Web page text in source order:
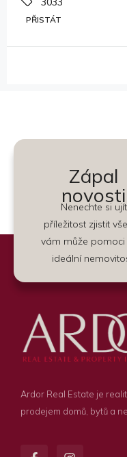
PŘISTÁT
Zápal
novosti
Nenechte si ujít
příležitost zjistit
vám může pomoci
ideální
Ardor Real Estate je
prodejem domů, bytů a